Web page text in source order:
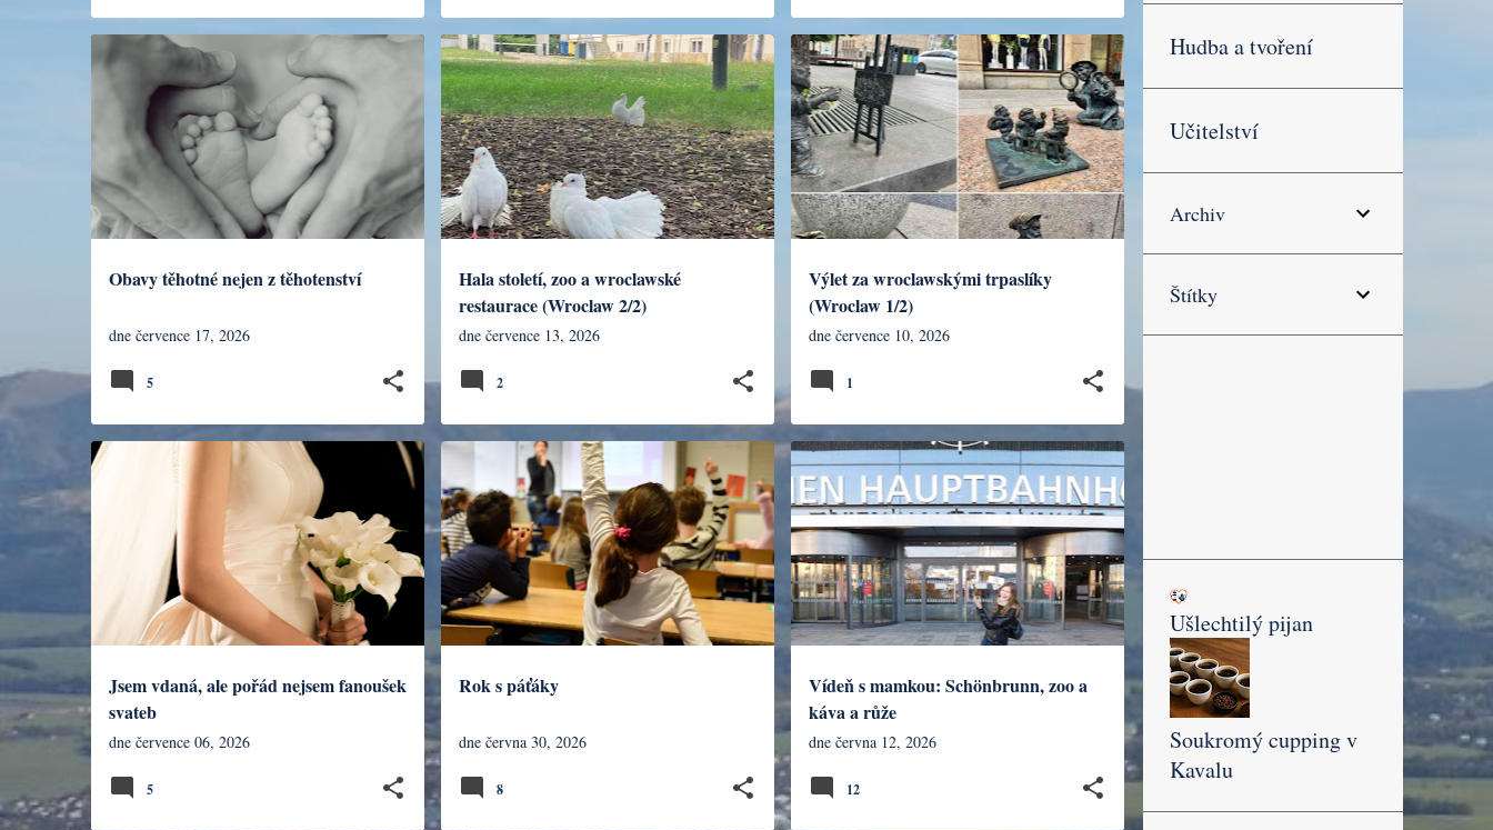
Obavy těhotné nejen z těhotenství
dne července 17, 2026
5
Hala století, zoo a wroclawské
restaurace (Wroclaw 2/2)
dne července 13, 2026
CESTOVÁNÍ VÝLETY DO ZAHRANIČÍ
2
Výlet za wroclawskými trpaslíky
(Wroclaw 1/2)
dne července 10, 2026
CESTOVÁNÍ VÝLETY DO ZAHRANIČÍ
1
Jsem vdaná, ale pořád nejsem fanoušek
svateb
dne července 06, 2026
5
Rok s páťáky
dne června 30, 2026
UČITELSTVÍ
8
Vídeň s mamkou: Schönbrunn, zoo a
káva a růže
dne června 12, 2026
CESTOVÁNÍ VÝLETY DO ZAHRANIČÍ +
ZVÍŘÁTKA
12
Hudba a tvoření
Učitelství
Archiv
Štítky
Ušlechtilý pijan
Soukromý cupping v
Kavalu